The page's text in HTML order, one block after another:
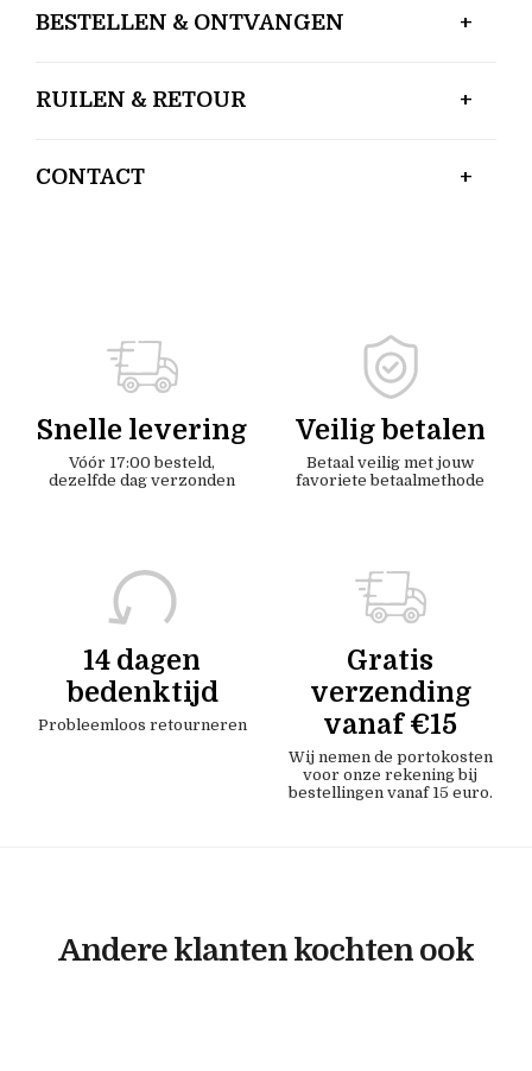
BESTELLEN & ONTVANGEN
RUILEN & RETOUR
CONTACT
Snelle levering
Vóór 17:00 besteld,
dezelfde dag verzonden
Veilig betalen
Betaal veilig met jouw
favoriete betaalmethode
14 dagen
bedenktijd
Probleemloos retourneren
Gratis
verzending
vanaf €15
Wij nemen de portokosten
voor onze rekening bij
bestellingen vanaf 15 euro.
Andere klanten kochten ook